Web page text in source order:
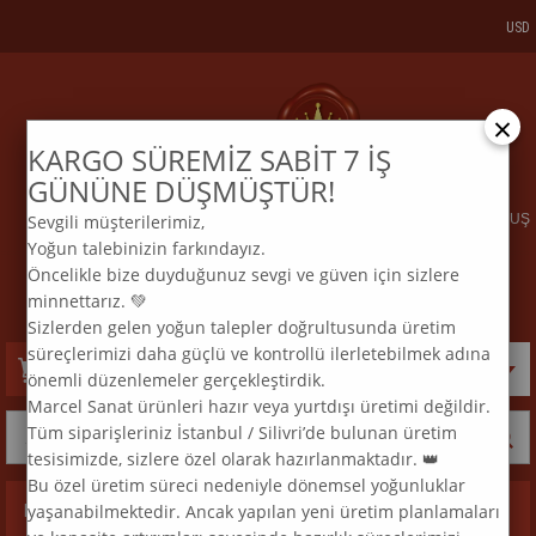
KARGO VE SİPARİŞTAKİP BİZE ULAŞIN
ELMAS MOZAİK TABLO & DIAMOND PAINTING TURKEY & KURULUŞ
2015
TEL:0 850 969 33 74 EMAİL:info@marcelsanat.com
USD
Kategoriler
×
KARGO SÜREMİZ SABİT 7 İŞ
GÜNÜNE DÜŞMÜŞTÜR!
Sevgili müşterilerimiz,
Yoğun talebinizin farkındayız.
Öncelikle bize duyduğunuz sevgi ve güven için sizlere
minnettarız. 💚
Sizlerden gelen yoğun talepler doğrultusunda üretim
süreçlerimizi daha güçlü ve kontrollü ilerletebilmek adına
önemli düzenlemeler gerçekleştirdik.
Marcel Sanat ürünleri hazır veya yurtdışı üretimi değildir.
Tüm siparişleriniz İstanbul / Silivri’de bulunan üretim
tesisimizde, sizlere özel olarak hazırlanmaktadır. 👑
Bu özel üretim süreci nedeniyle dönemsel yoğunluklar
yaşanabilmektedir. Ancak yapılan yeni üretim planlamaları